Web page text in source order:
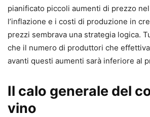
pianificato piccoli aumenti di prezzo
l’inflazione e i costi di produzione in
prezzi sembrava una strategia logica.
che il numero di produttori che
avanti questi aumenti sarà inferiore al
Il calo generale del
vino